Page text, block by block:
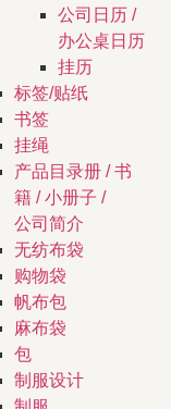
公司日历 /
办公桌日历
挂历
标签/贴纸
书签
挂绳
产品目录册 / 书
籍 / 小册子 /
公司简介
无纺布袋
购物袋
帆布包
麻布袋
包
制服设计